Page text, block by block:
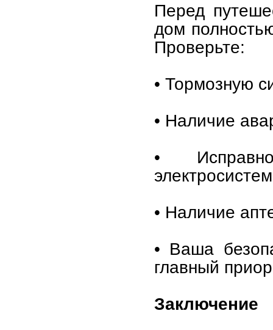
Перед
дом
Проверьте:
• Тормозную
• Наличие
•
• Наличие
• Ваша
главный
Заключение